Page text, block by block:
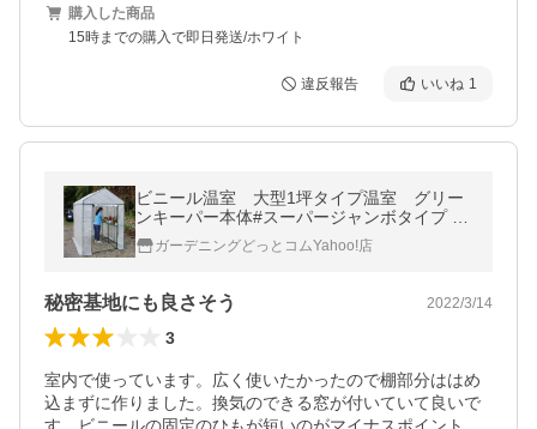
購入した商品
15時までの購入で即日発送/ホワイト
違反報告 いいね 1
ビニール温室 大型1坪タイプ温室 グリー
ンキーパー本体#スーパージャンボタイプ 〜
同梱不可 送料無料※一部地域除く 特大 ハウ
ス ガーデニングどっとコムYahoo!店
秘密基地にも良さそう 2022/3/14
3
室内で使っています。広く使いたかったので棚部分ははめ
込まずに作りました。換気のできる窓が付いていて良いで